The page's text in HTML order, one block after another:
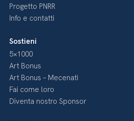
Progetto PNRR
Info e contatti
Sostieni
5×1000
Art Bonus
Art Bonus – Mecenati
Fai come loro
Diventa nostro Sponsor